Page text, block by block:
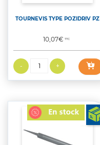
TOURNEVIS TYPE POZIDRIV PZ
Prix
10,07€TTC